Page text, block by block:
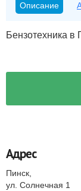
Описание
Бензотехника
Адрес
Пинск
ул. Солнечная 1